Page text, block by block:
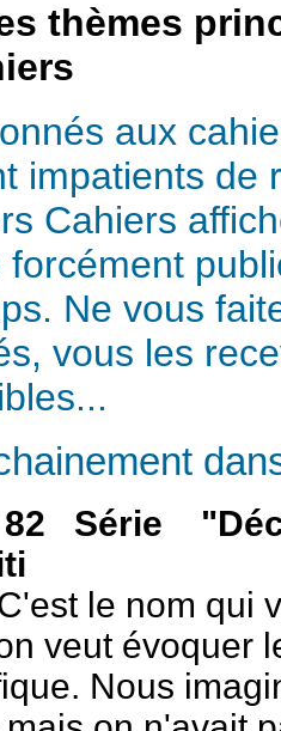
thèmes
aux
impatients de
Cahiers
forcément
Ne vous
vous les
82 Série
le nom qui
veut évoquer
Nous